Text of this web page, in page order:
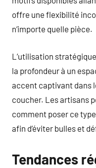
offre une flexibilité
n’importe quelle pièce.
L’utilisation
la profondeur à un
accent captivant dans
coucher. Les artisans
comment poser ce
afin d’éviter bulles et
Tendances